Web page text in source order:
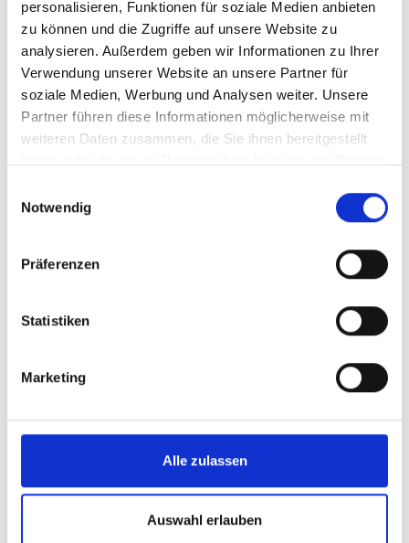
personalisieren, Funktionen für soziale Medien anbieten
zu können und die Zugriffe auf unsere Website zu
analysieren. Außerdem geben wir Informationen zu Ihrer
Verwendung unserer Website an unsere Partner für
soziale Medien, Werbung und Analysen weiter. Unsere
Partner führen diese Informationen möglicherweise mit
weiteren Daten zusammen, die Sie ihnen bereitgestellt
Notwendig
Präferenzen
Statistiken
Marketing
Alle zulassen
Auswahl erlauben